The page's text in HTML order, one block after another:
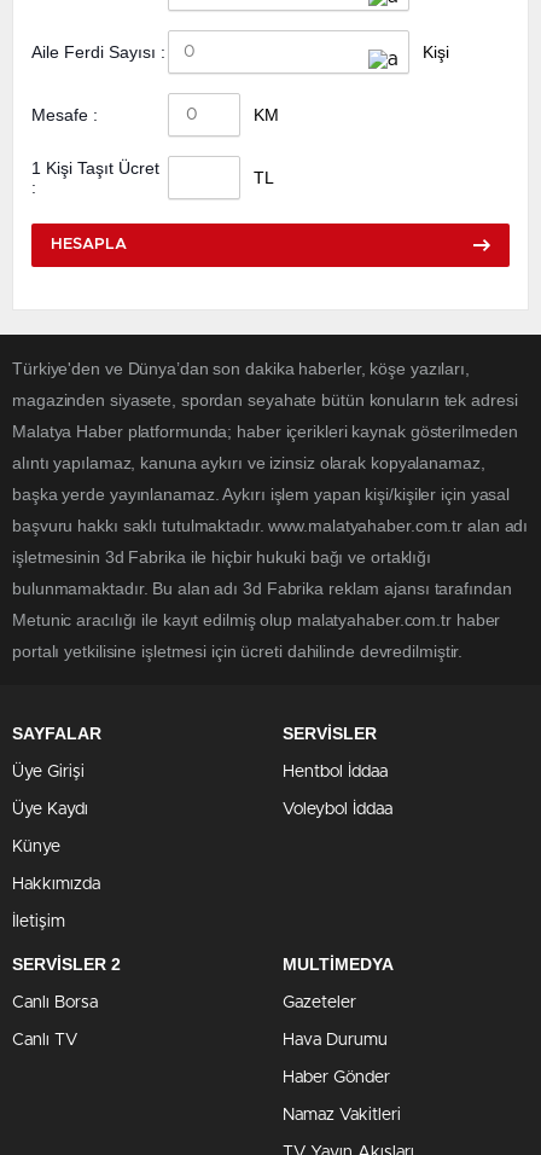
Aile Ferdi Sayısı : Kişi
Mesafe : KM
1 Kişi Taşıt Ücret
:
TL
HESAPLA
Türkiye'den ve Dünya’dan son dakika haberler, köşe yazıları,
magazinden siyasete, spordan seyahate bütün konuların tek adresi
Malatya Haber platformunda; haber içerikleri kaynak gösterilmeden
alıntı yapılamaz, kanuna aykırı ve izinsiz olarak kopyalanamaz,
başka yerde yayınlanamaz. Aykırı işlem yapan kişi/kişiler için yasal
başvuru hakkı saklı tutulmaktadır. www.malatyahaber.com.tr alan adı
işletmesinin 3d Fabrika ile hiçbir hukuki bağı ve ortaklığı
bulunmamaktadır. Bu alan adı 3d Fabrika reklam ajansı tarafından
Metunic aracılığı ile kayıt edilmiş olup malatyahaber.com.tr haber
portalı yetkilisine işletmesi için ücreti dahilinde devredilmiştir.
SAYFALAR
Üye Girişi
Üye Kaydı
Künye
Hakkımızda
İletişim
SERVİSLER
Hentbol İddaa
Voleybol İddaa
SERVİSLER 2
Canlı Borsa
Canlı TV
MULTİMEDYA
Gazeteler
Hava Durumu
Haber Gönder
Namaz Vakitleri